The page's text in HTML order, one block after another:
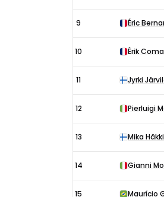
9 Éric
10 Érik
11 Jyrki
12 Pierluigi
13 Mika
14 Gianni
15 Maurício